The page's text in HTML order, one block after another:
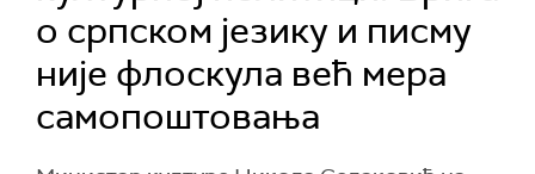
о српском језику и писму
није флоскула већ мера
самопоштовања